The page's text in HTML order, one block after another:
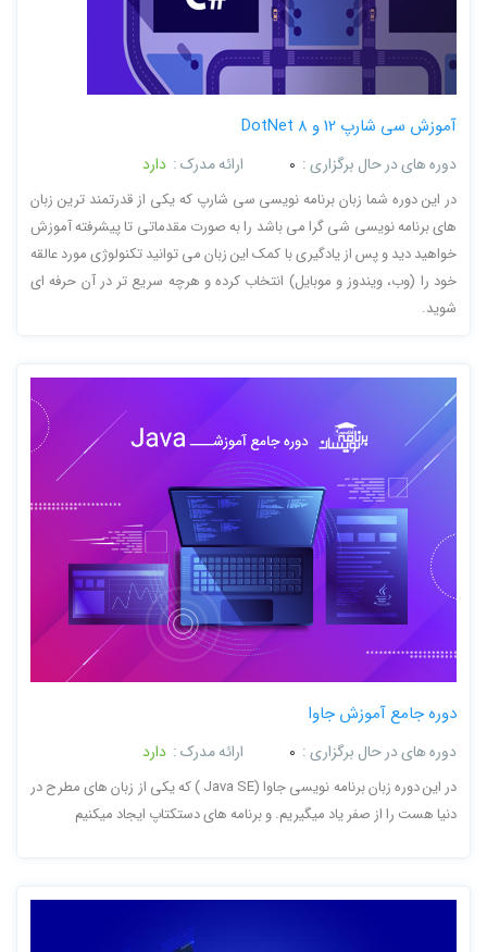
آموزش سی شارپ 12 و DotNet 8
دوره های در حال برگزاری : 0 ارائه مدرک : دارد
در این دوره شما زبان برنامه نویسی سی شارپ که یکی از قدرتمند ترین زبان
های برنامه نویسی شی گرا می باشد را به صورت مقدماتی تا پیشرفته آموزش
خواهید دید و پس از یادگیری با کمک این زبان می توانید تکنولوژی مورد عالقه
خود را (وب، ویندوز و موبایل) انتخاب کرده و هرچه سریع تر در آن حرفه ای
شوید.
دوره جامع آموزش جاوا
دوره های در حال برگزاری : 0 ارائه مدرک : دارد
در این دوره زبان برنامه نویسی جاوا (Java SE ) که یکی از زبان های مطرح در
دنیا هست را از صفر یاد میگیریم. و برنامه های دستکتاپ ایجاد میکنیم